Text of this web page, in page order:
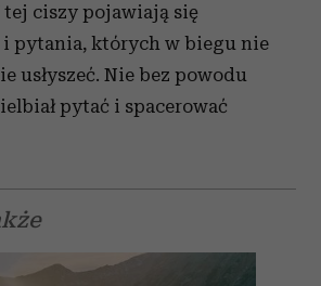
tej ciszy pojawiają się
i pytania, których w biegu nie
usłyszeć. Nie bez powodu
pytać i spacerować